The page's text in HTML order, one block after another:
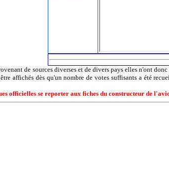
de sources diverses et de divers pays elles n'ont
affichés dès qu'un nombre de votes suffisants a été
officielles se reporter aux fiches du constructeur de